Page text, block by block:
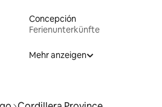
Concepción
Ferienunterkünfte
Mehr anzeigen